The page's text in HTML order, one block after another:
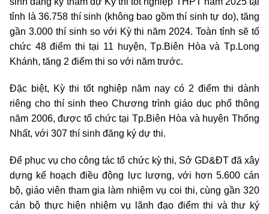
tỉnh là 36.758 thí sinh (không bao gồm thí sinh tự do), tăng
gần 3.000 thí sinh so với Kỳ thi năm 2024. Toàn tỉnh sẽ tổ
chức 48 điểm thi tại 11 huyện, Tp.Biên Hòa và Tp.Long
Khánh, tăng 2 điểm thi so với năm trước.
Đặc biệt, Kỳ thi tốt nghiệp năm nay có 2 điểm thi dành
riêng cho thí sinh theo Chương trình giáo dục phổ thông
năm 2006, được tổ chức tại Tp.Biên Hòa và huyện Thống
Nhất, với 307 thí sinh đăng ký dự thi.
Để phục vụ cho công tác tổ chức kỳ thi, Sở GD&ĐT đã xây
dựng kế hoạch điều động lực lượng, với hơn 5.600 cán
bộ, giáo viên tham gia làm nhiệm vụ coi thi, cùng gần 320
cán bộ thực hiện nhiệm vụ lãnh đạo điểm thi và thư ký